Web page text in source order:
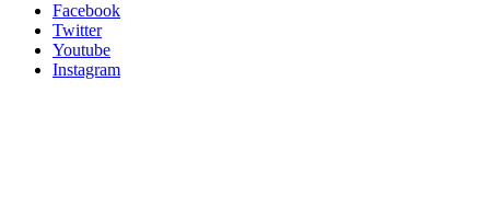
Facebook
Twitter
Youtube
Instagram